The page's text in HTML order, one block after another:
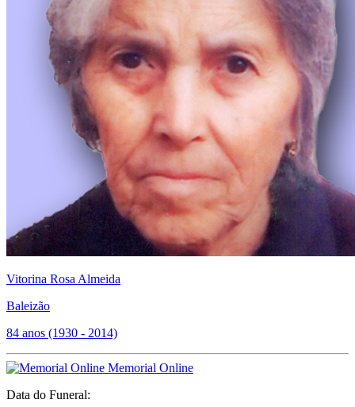
Vitorina Rosa Almeida
Baleizão
84 anos (1930 - 2014)
Memorial Online
Data do Funeral: